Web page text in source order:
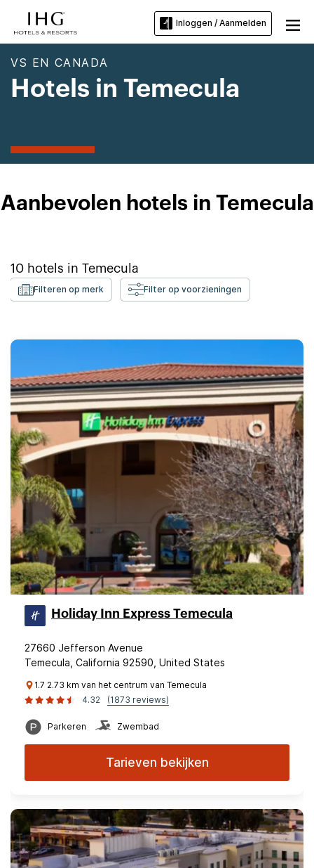
Inloggen / Aanmelden
VS EN CANADA
Hotels in Temecula
Aanbevolen hotels in Temecula
10 hotels in Temecula
Filteren op merk Filter op voorzieningen
Holiday Inn Express Temecula
27660 Jefferson Avenue
Temecula, California 92590, United States
1.7 2.73 km van het centrum van Temecula
4.32
(1873 reviews)
Parkeren Zwembad
Tarieven bekijken